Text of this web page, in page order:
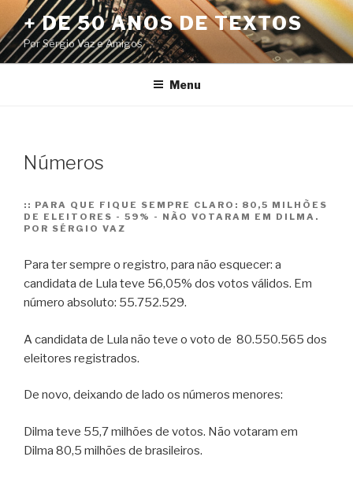
Pular
para
o
conteúdo
+ DE 50 ANOS DE TEXTOS
Por Sérgio Vaz e Amigos
Menu
Números
:: PARA QUE FIQUE SEMPRE CLARO: 80,5 MILHÕES
DE ELEITORES - 59% - NÃO VOTARAM EM DILMA.
POR SÉRGIO VAZ
Para ter sempre o registro, para não esquecer: a
candidata de Lula teve 56,05% dos votos válidos. Em
número absoluto: 55.752.529.
A candidata de Lula não teve o voto de 80.550.565 dos
eleitores registrados.
De novo, deixando de lado os números menores:
Dilma teve 55,7 milhões de votos. Não votaram em
Dilma 80,5 milhões de brasileiros.